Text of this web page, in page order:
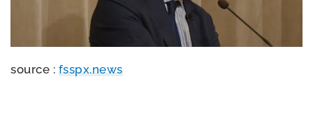
source : fsspx​.news